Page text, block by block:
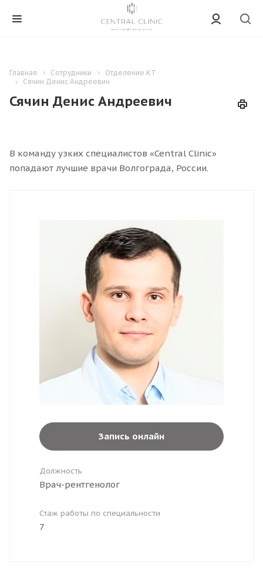
Главная Сотрудники
Отделение КТ
Сячин Денис Андреевич
Сячин Денис Андреевич
В команду узких специалистов «Central Clinic»
попадают лучшие врачи Волгограда, России.
Запись онлайн
Должность
Врач-рентгенолог
Стаж работы по специальности
7